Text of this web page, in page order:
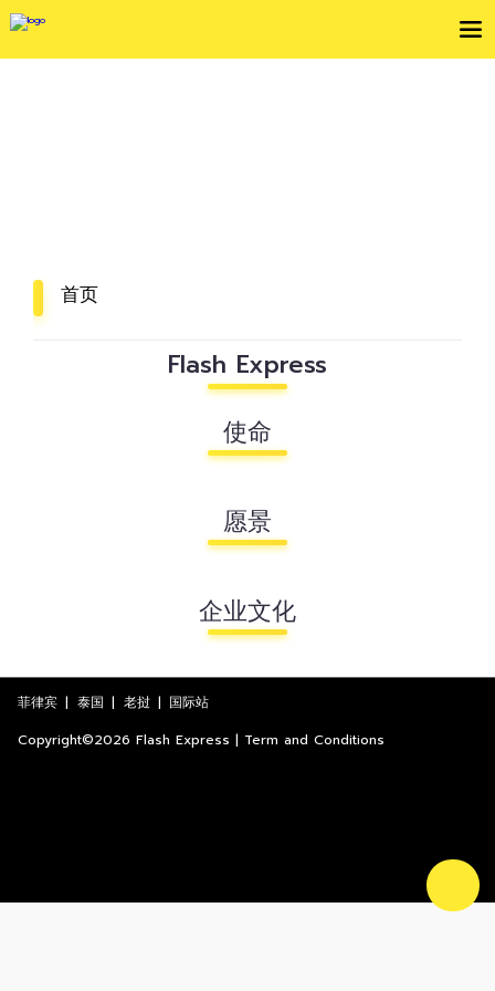
首页
Flash Express
使命
愿景
企业文化
菲律宾 | 泰国 | 老挝 | 国际站
Copyright©2026 Flash Express | Term and Conditions